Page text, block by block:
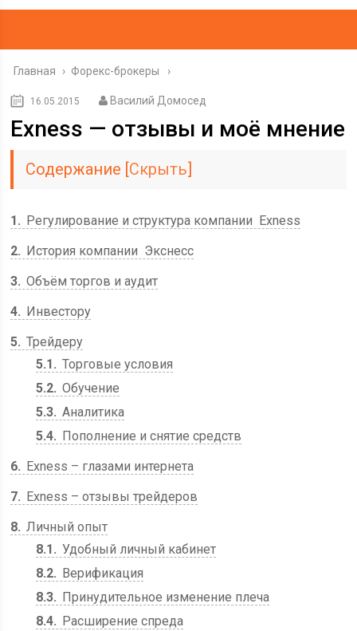
Главная › Форекс-брокеры
16.05.2015 Василий Домосед
Exness — отзывы и моё мнение
Содержание [Скрыть]
1
Регулирование и структура компании Exness
2
История компании Экснесс
3 Объём торгов и аудит
4
Инвестору
5 Трейдеру
5.1
Торговые условия
5.2 Обучение
5.3 Аналитика
5.4
Пополнение и снятие средств
6
Exness – глазами интернета
7
Exness – отзывы трейдеров
8 Личный опыт
8.1
Удобный личный кабинет
8.2
Верификация
8.3
Принудительное изменение плеча
8.4
Расширение спреда